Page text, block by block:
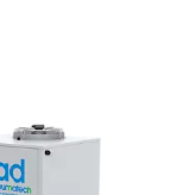
kuivaa